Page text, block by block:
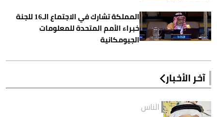
المملكة تشارك في الاجتماع الـ16 للجنة
خبراء الأمم المتحدة للمعلومات
الجيومكانية
آخر الأخبار
الناس